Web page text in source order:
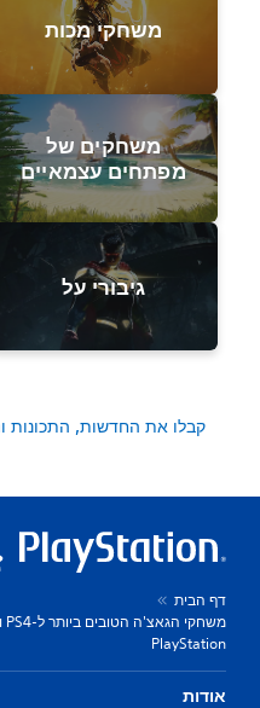
משחקי מכות
משחקים של
מפתחים עצמאיים
גיבורי על
קבלו את החדשות, התכונות
דף הבית
PlayStation
אודות